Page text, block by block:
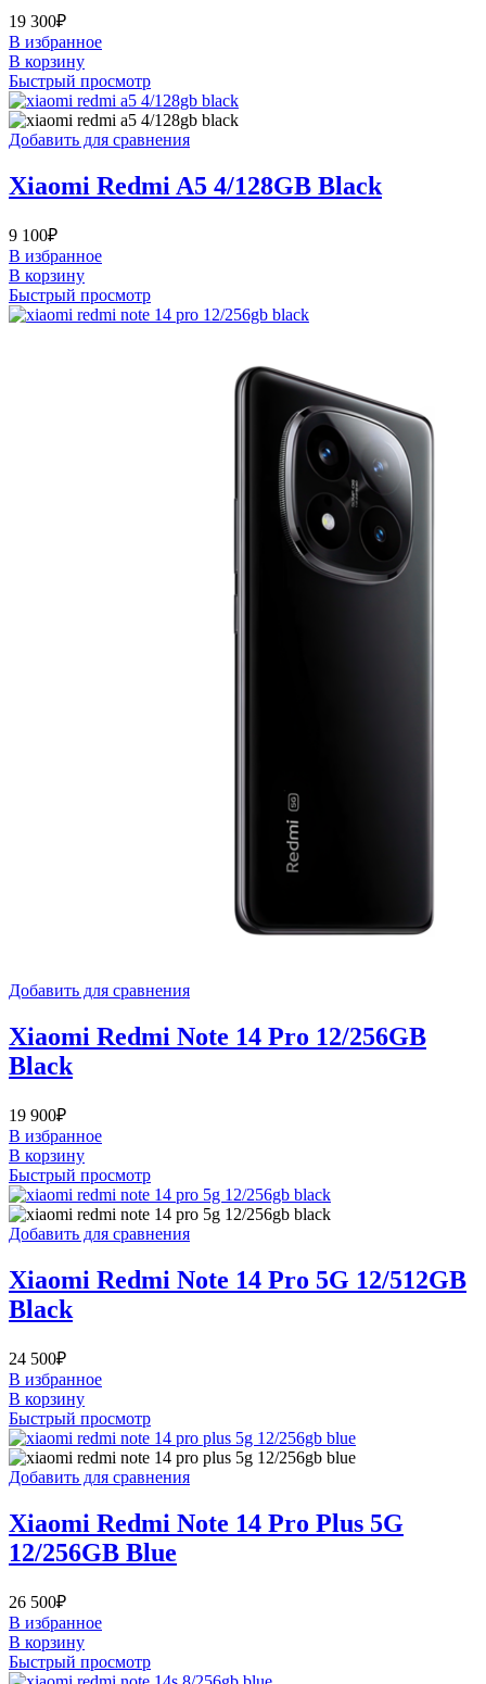
19 300₽
В избранное
В корзину
Быстрый просмотр
Добавить для сравнения
Xiaomi Redmi A5 4/128GB Black
9 100₽
В избранное
В корзину
Быстрый просмотр
Добавить для сравнения
Xiaomi Redmi Note 14 Pro 12/256GB
Black
19 900₽
В избранное
В корзину
Быстрый просмотр
Добавить для сравнения
Xiaomi Redmi Note 14 Pro 5G 12/512GB
Black
24 500₽
В избранное
В корзину
Быстрый просмотр
Добавить для сравнения
Xiaomi Redmi Note 14 Pro Plus 5G
12/256GB Blue
26 500₽
В избранное
В корзину
Быстрый просмотр